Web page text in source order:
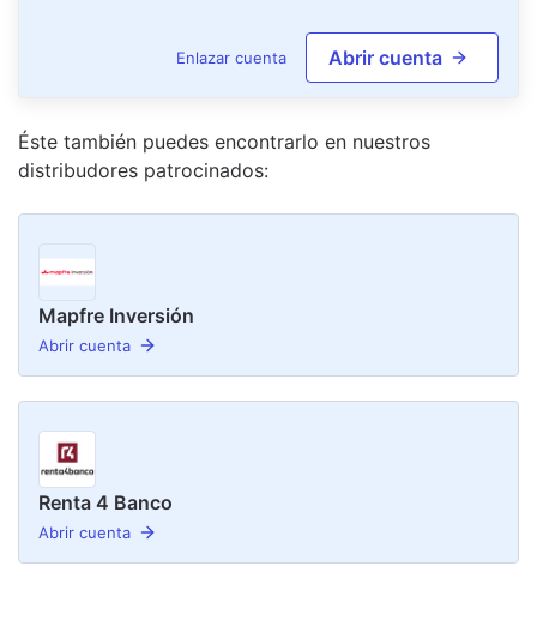
Enlazar cuenta Abrir cuenta
Éste también puedes encontrarlo en nuestros
distribudores patrocinados:
Mapfre Inversión
Abrir cuenta
Renta 4 Banco
Abrir cuenta